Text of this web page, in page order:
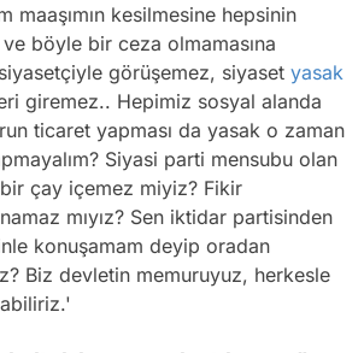
maaşımın kesilmesine hepsinin
böyle bir ceza olmamasına
görüşemez, siyaset yasak
giremez.. Hepimiz sosyal alanda
ticaret yapması da yasak o zaman
Siyasi parti mensubu olan
çay içemez miyiz? Fikir
mıyız? Sen iktidar partisinden
konuşamam deyip oradan
Biz devletin memuruyuz, herkesle